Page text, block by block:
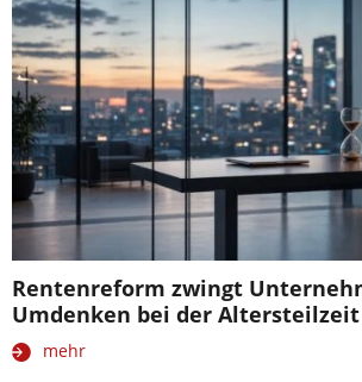
Rentenreform zwingt
Umdenken bei der Altersteilzeit
mehr